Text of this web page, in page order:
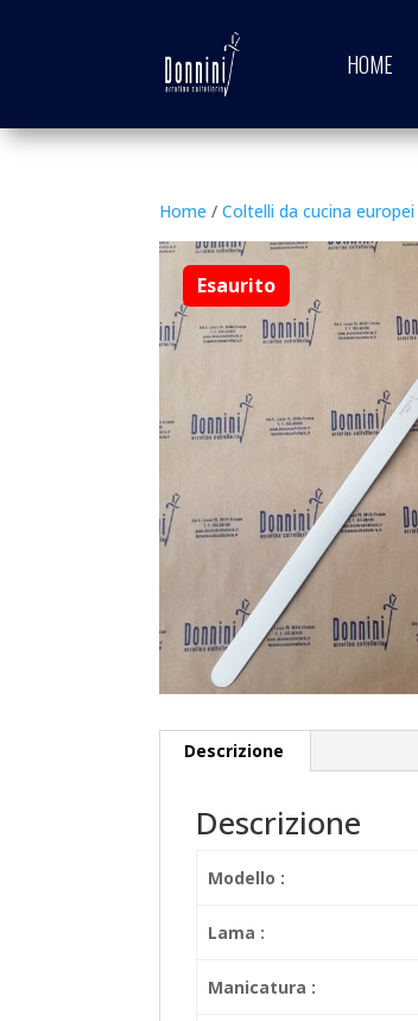
HOME
Home /Coltelli da cucina europei
Descrizione
Descrizione
Modello :
Lama :
Manicatura :